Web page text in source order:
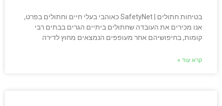
בטיחות חתולים | SafetyNet כאוהבי בעלי חיים וחתולים בפרט,
אנו מכירים את העובדה שחתולים ביתיים הגרים בבתים רבי
קומות, בחיפושיהם אחר מעופפים הנמצאים מחוץ לדירה
קרא עוד »